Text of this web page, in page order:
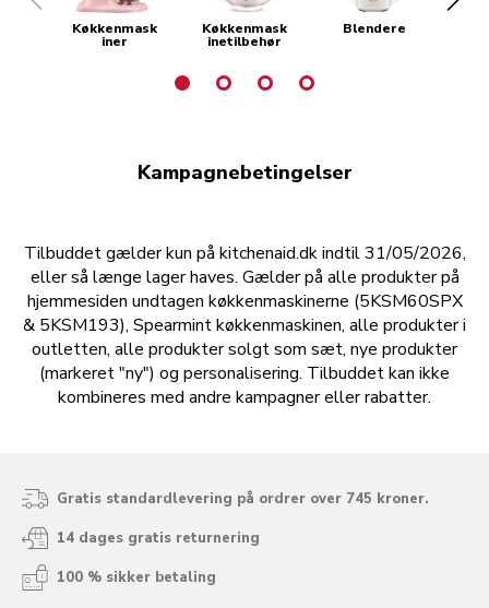
Køkkenmask
iner
Køkkenmask
inetilbehør
Blendere
Kampagnebetingelser
Tilbuddet gælder kun på kitchenaid.dk indtil 31/05/2026,
eller så længe lager haves. Gælder på alle produkter på
hjemmesiden undtagen køkkenmaskinerne (5KSM60SPX
& 5KSM193), Spearmint køkkenmaskinen, alle produkter i
outletten, alle produkter solgt som sæt, nye produkter
(markeret "ny") og personalisering. Tilbuddet kan ikke
kombineres med andre kampagner eller rabatter.
Gratis standardlevering på ordrer over 745 kroner.
14 dages gratis returnering
100 % sikker betaling